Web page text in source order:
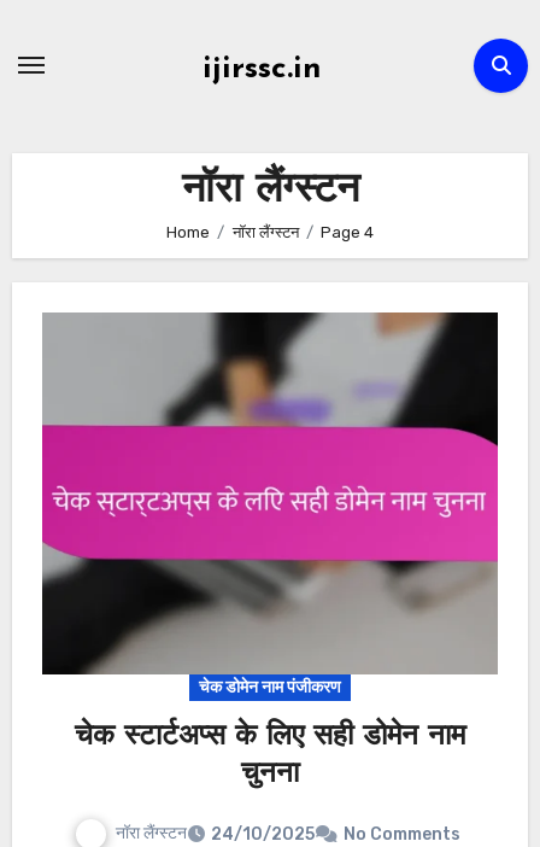
ijirssc.in
नॉरा लैंग्स्टन
Home नॉरा लैंग्स्टन Page 4
चेक डोमेन नाम पंजीकरण
चेक स्टार्टअप्स के लिए सही डोमेन नाम
चुनना
नॉरा लैंग्स्टन 24/10/2025 No Comments